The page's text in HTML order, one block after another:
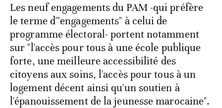
Les neuf engagements du PAM -qui préfère
le terme d'"engagements" à celui de
programme électoral- portent notamment
sur "l'accès pour tous à une école publique
forte, une meilleure accessibilité des
citoyens aux soins, l'accès pour tous à un
logement décent ainsi qu'un soutien à
l'épanouissement de la jeunesse marocaine".